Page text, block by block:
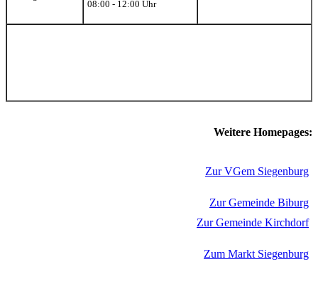
08:00 - 12:00 Uhr
Weitere Homepages:
Zur VGem Siegenburg
Zur Gemeinde Biburg
Zur Gemeinde Kirchdorf
Zum Markt Siegenburg